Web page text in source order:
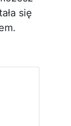
się